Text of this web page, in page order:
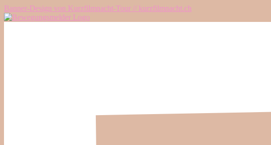
Banner-Design von Kurzfilmnacht-Tour // kurzfilmnacht.ch